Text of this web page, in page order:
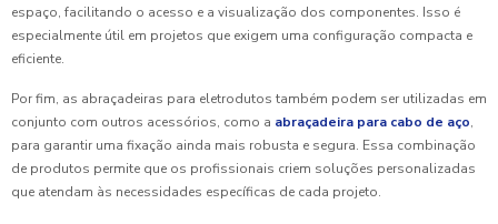
espaço, facilitando o acesso e a visualização dos componentes. Isso é
especialmente útil em projetos que exigem uma configuração compacta e
eficiente.
Por fim, as abraçadeiras para eletrodutos também podem ser utilizadas em
conjunto com outros acessórios, como a abraçadeira para cabo de aço,
para garantir uma fixação ainda mais robusta e segura. Essa combinação
de produtos permite que os profissionais criem soluções personalizadas
que atendam às necessidades específicas de cada projeto.